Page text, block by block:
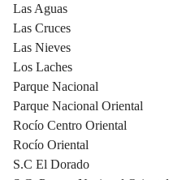
Las Aguas
Las Cruces
Las Nieves
Los Laches
Parque Nacional
Parque Nacional Oriental
Rocío Centro Oriental
Rocío Oriental
S.C El Dorado